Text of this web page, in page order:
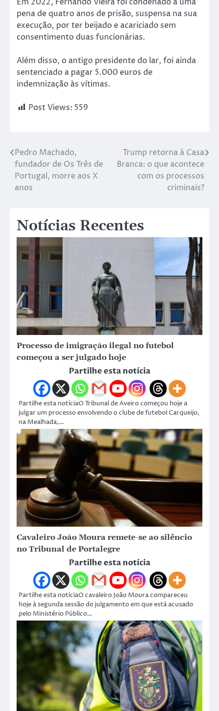
pena de quatro anos de prisão, suspensa na sua
execução, por ter beijado e acariciado sem
consentimento duas funcionárias.
Além disso, o antigo presidente do lar, foi ainda
sentenciado a pagar 5.000 euros de
indemnização às vítimas.
Post Views: 559
Pedro Machado,
fundador de Os Três de
Portugal, morre aos X
anos
Trump retorna à Casa
Branca: o que acontece
com os processos
criminais?
Notícias Recentes
Processo de imigração ilegal no futebol
começou a ser julgado hoje
Partilhe esta notícia
Partilhe esta notíciaO Tribunal de Aveiro começou hoje a
julgar um processo envolvendo o clube de futebol Carqueijo,
na Mealhada,…
Cavaleiro João Moura remete-se ao silêncio
no Tribunal de Portalegre
Partilhe esta notícia
Partilhe esta notíciaO cavaleiro João Moura compareceu
hoje à segunda sessão do julgamento em que está acusado
pelo Ministério Público…